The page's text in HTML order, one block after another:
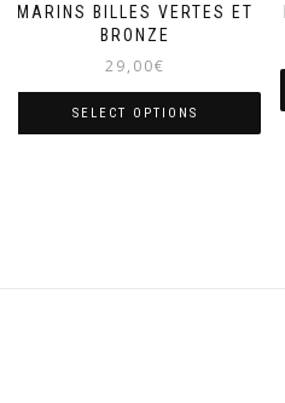
MARINS BILLES VERTES ET
BRONZE
29,00€
SELECT OPTIONS